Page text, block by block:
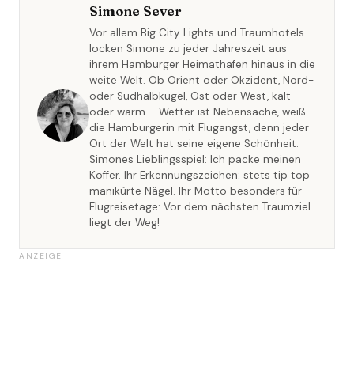
Simone Sever
Vor allem Big City Lights und Traumhotels
locken Simone zu jeder Jahreszeit aus
ihrem Hamburger Heimathafen hinaus in die
weite Welt. Ob Orient oder Okzident, Nord-
oder Südhalbkugel, Ost oder West, kalt
oder warm … Wetter ist Nebensache, weiß
die Hamburgerin mit Flugangst, denn jeder
Ort der Welt hat seine eigene Schönheit.
Simones Lieblingsspiel: Ich packe meinen
Koffer. Ihr Erkennungszeichen: stets tip top
manikürte Nägel. Ihr Motto besonders für
Flugreisetage: Vor dem nächsten Traumziel
liegt der Weg!
ANZEIGE